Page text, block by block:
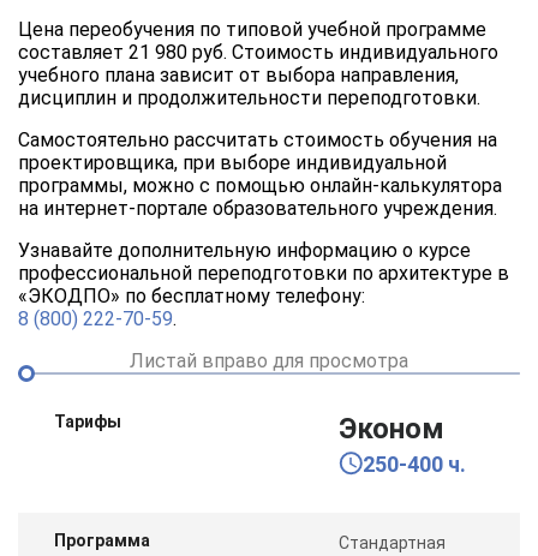
Цена переобучения по типовой учебной программе
составляет 21 980 руб. Стоимость индивидуального
учебного плана зависит от выбора направления,
дисциплин и продолжительности переподготовки.
Самостоятельно рассчитать стоимость обучения на
проектировщика, при выборе индивидуальной
программы, можно с помощью онлайн-калькулятора
на интернет-портале образовательного учреждения.
Узнавайте дополнительную информацию о курсе
профессиональной переподготовки по архитектуре в
«ЭКОДПО» по бесплатному телефону:
8 (800) 222-70-59.
Листай вправо для просмотра
Тарифы Эконом
250-400 ч.
Программа
Стандартная